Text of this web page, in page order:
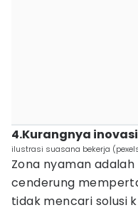
4.Kurangnya inovasi
ilustrasi suasana bekerja
Zona nyaman
cenderung
tidak mencari solusi